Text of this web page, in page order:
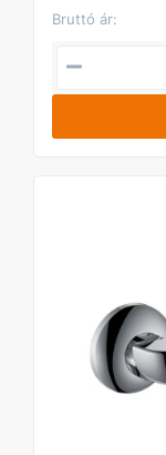
Bruttó ár: